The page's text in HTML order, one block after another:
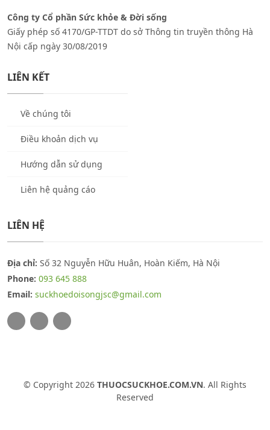
Công ty Cổ phần Sức khỏe & Đời sống
Giấy phép số 4170/GP-TTDT do sở Thông tin truyền thông Hà
Nội cấp ngày 30/08/2019
LIÊN KẾT
Về chúng tôi
Điều khoản dịch vụ
Hướng dẫn sử dụng
Liên hệ quảng cáo
LIÊN HỆ
Địa chỉ: Số 32 Nguyễn Hữu Huân, Hoàn Kiếm, Hà Nội
Phone: 093 645 888
Email: suckhoedoisongjsc@gmail.com
© Copyright 2026 THUOCSUCKHOE.COM.VN. All Rights
Reserved